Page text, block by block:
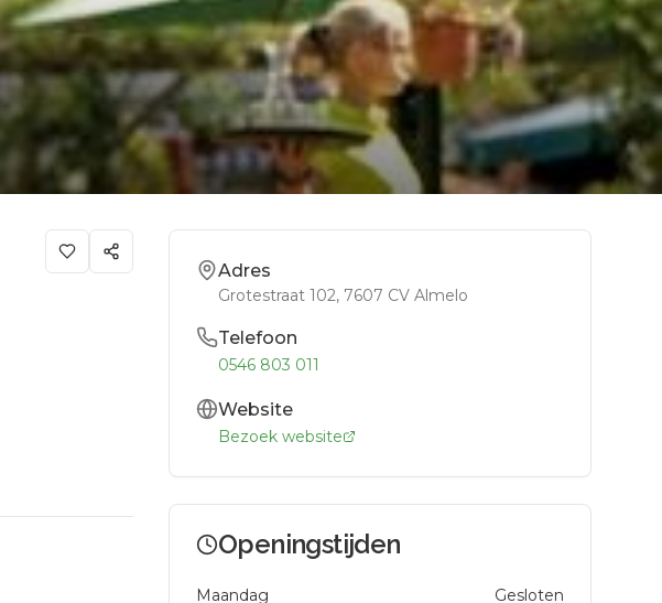
Adres
Grotestraat 102, 7607 CV Almelo
Telefoon
0546 803 011
Website
Bezoek website
Openingstijden
Maandag
Gesloten